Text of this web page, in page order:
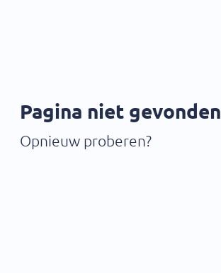
Pagina niet gevonden
Opnieuw proberen?